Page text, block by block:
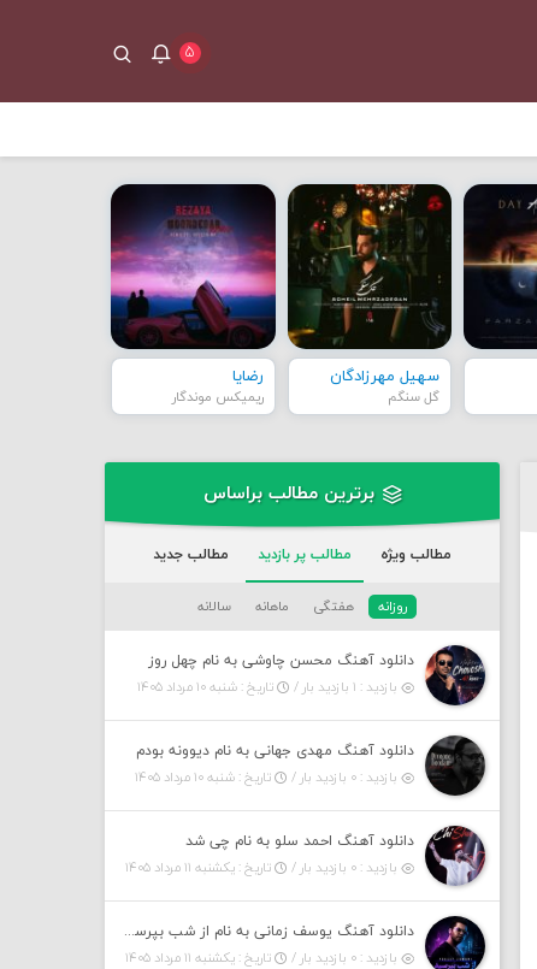
۵
سهیل مهرزادگان
گل سنگم
رضایا
ریمیکس موندگار
برترین مطالب براساس
مطالب ویژه مطالب پر بازدید مطالب جدید
روزانه هفتگی ماهانه سالانه
دانلود آهنگ محسن چاوشی به نام چهل روز
بازدید : ۱ بازدید بار /
تاریخ : شنبه ۱۰ مرداد ۱۴۰۵
دانلود آهنگ مهدی جهانی به نام دیوونه بودم
بازدید : ۰ بازدید بار /
تاریخ : شنبه ۱۰ مرداد ۱۴۰۵
دانلود آهنگ احمد سلو به نام چی شد
بازدید : ۰ بازدید بار /
تاریخ : یکشنبه ۱۱ مرداد ۱۴۰۵
دانلود آهنگ یوسف زمانی به نام از شب بپرسین میگه چه روزگاری دارم
بازدید : ۰ بازدید بار /
تاریخ : یکشنبه ۱۱ مرداد ۱۴۰۵